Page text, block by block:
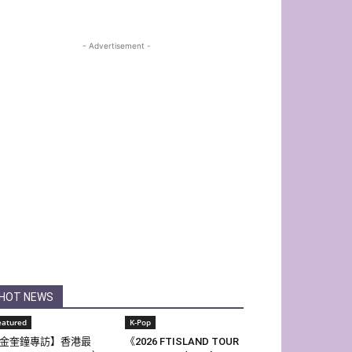
- Advertisement -
NEWS
奎鐘專訪】香港最
K-Pop
《2026 FTISLAND TOUR